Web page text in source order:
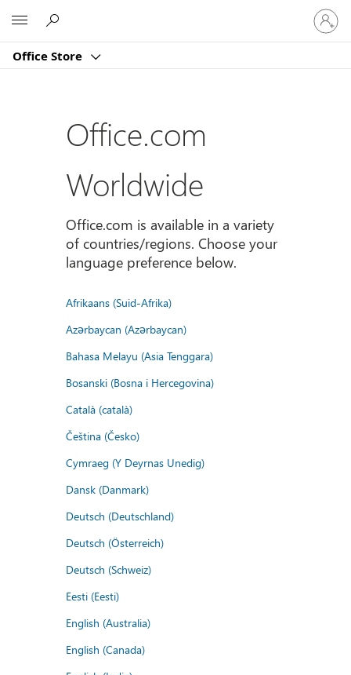
Office Store
登
入
您
Office.com
Worldwide
Office.com is available in a variety
of countries/regions. Choose your
language preference below.
Afrikaans (Suid-Afrika)
Azərbaycan (Azərbaycan)
Bahasa Melayu (Asia Tenggara)
Bosanski (Bosna i Hercegovina)
Català (català)
Čeština (Česko)
Cymraeg (Y Deyrnas Unedig)
Dansk (Danmark)
Deutsch (Deutschland)
Deutsch (Österreich)
Deutsch (Schweiz)
Eesti (Eesti)
English (Australia)
English (Canada)